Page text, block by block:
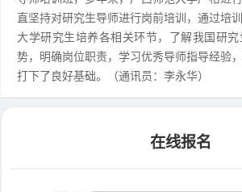
直坚持对研究生导师进行岗前培训，通过培
大学研究生培养各相关环节，了解我国研
势，明确岗位职责，学习优秀导师指导经验
打下了良好基础。（通讯员：李永华）
在线报名